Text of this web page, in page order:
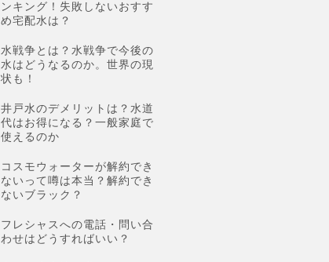
ンキング！失敗しないおすす
め宅配水は？
水戦争とは？水戦争で今後の
水はどうなるのか。世界の現
状も！
井戸水のデメリットは？水道
代はお得になる？一般家庭で
使えるのか
コスモウォーターが解約でき
ないって噂は本当？解約でき
ないブラック？
フレシャスへの電話・問い合
わせはどうすればいい？